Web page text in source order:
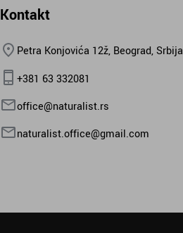
Kontakt
Petra Konjovića 12ž, Beograd, Srbija
+381 63 332081
office@naturalist.rs
naturalist.office@gmail.com